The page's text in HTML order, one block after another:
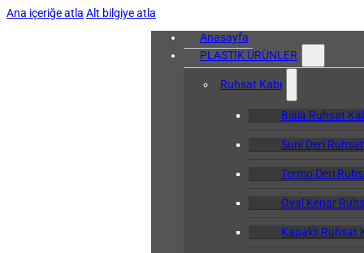
Ana içeriğe atla Alt bilgiye atla
Anasayfa
PLASTİK ÜRÜNLER
Ruhsat Kabı
Biala Ruhsat
Suni Deri Ruhsat
Termo Deri
Oval Kenar
Kapaklı Ruhsat